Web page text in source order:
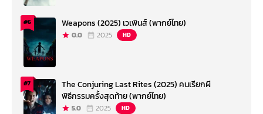
#6 Weapons (2025) เวเพินส์ (พากย์ไทย)
0.0 2025 HD
#7
The Conjuring Last Rites (2025) คนเรียกผี
พิธีกรรมครั้งสุดท้าย (พากย์ไทย)
5.0 2025 HD